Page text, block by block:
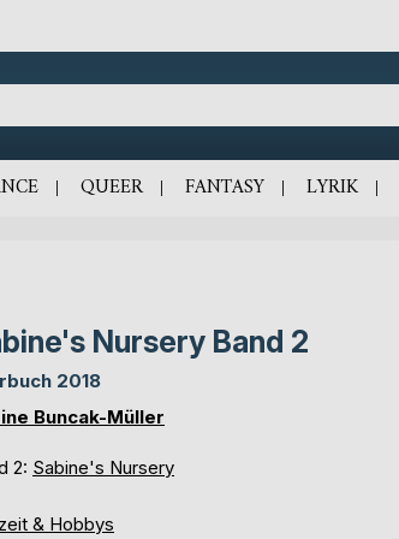
QUEER FANTASY LYRIK
Nursery Band 2
2018
Buncak-Müller
2: Sabine's Nursery
& Hobbys